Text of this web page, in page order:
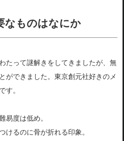
なものはなにか
たって謎解きをしてきましたが、無
ができました。東京創元社好きのメ
す。
易度は低め。
けるのに骨が折れる印象。